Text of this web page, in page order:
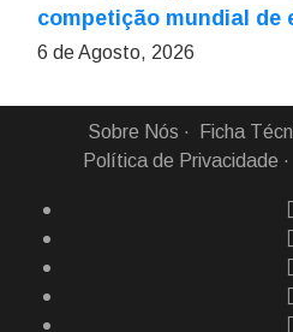
competição mundial de
6 de Agosto, 2026
Sobre Nós Ficha
Política de Privacidade